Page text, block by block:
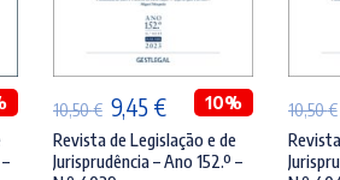
ADICIONAR
10,50€ O
preço
original
9,45 €O
preço
atual
10%
Revista de Legislação e de
Jurisprudência – Ano 152.º –
10,50€